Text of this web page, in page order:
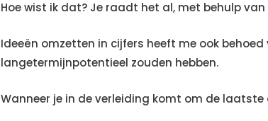
Hoe wist ik dat? Je raadt het al, met behulp
Ideeën omzetten in cijfers heeft me ook
langetermijnpotentieel zouden hebben.
Wanneer je in de verleiding komt om de